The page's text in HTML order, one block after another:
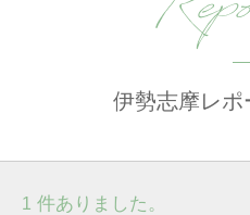
伊勢志摩レ
1 件ありました。